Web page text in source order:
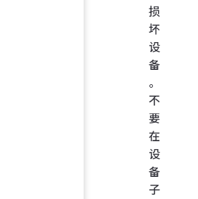
损
坏
设
备
。
不
要
在
设
备
子